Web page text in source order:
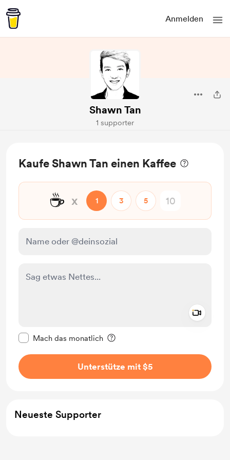
Anmelden
Shawn Tan
1 supporter
Kaufe Shawn Tan einen Kaffee
☕ x 1 3 5
Mach das monatlich
Unterstütze mit $5
Neueste Supporter